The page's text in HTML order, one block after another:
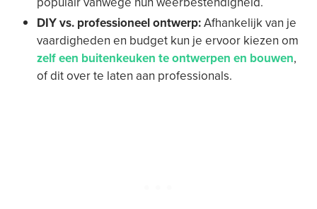
DIY vs. professioneel ontwerp:Afhankelijk van je
vaardigheden en budget kun je ervoor kiezen om
zelf een buitenkeuken te ontwerpen en bouwen,
of dit over te laten aan professionals.